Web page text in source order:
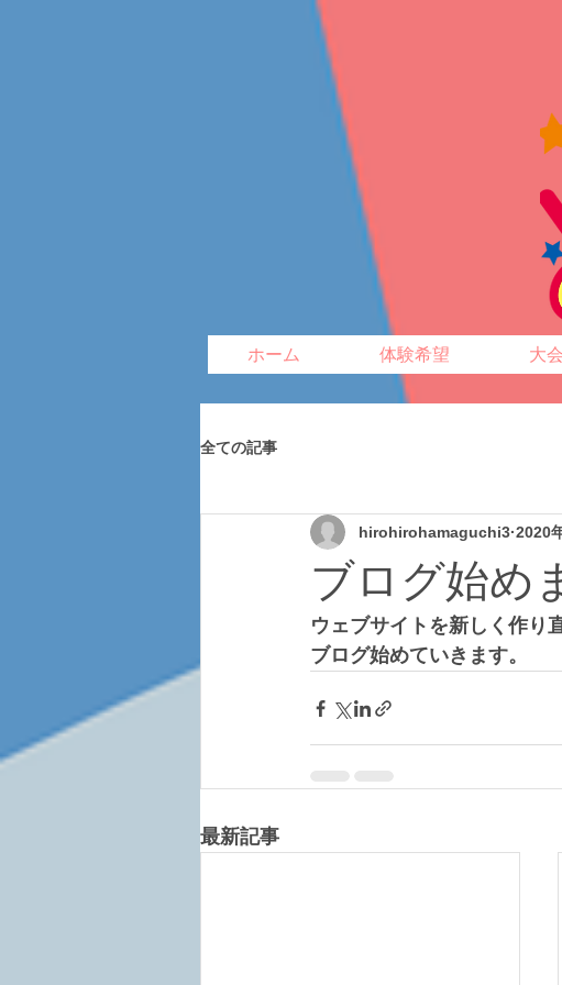
ホーム 体験希望 大
全ての記事
ブログ始め
hirohirohamaguchi3 2020
ウェブサイトを新しく作り
ブログ始めていきます。
最新記事